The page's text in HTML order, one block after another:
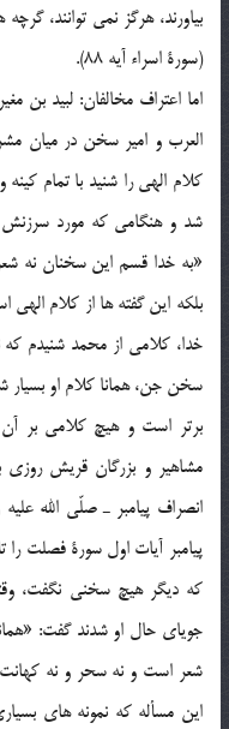
بياورند، هرگز نمي توانند،
(سورة اسراء آيه 88).
اما اعتراف مخالفان: لبيد بن
العرب و امير سخن در ميان
كلام الهي را شنيد با تمام
شد و هنگامي كه مورد
«به خدا قسم اين سخنان نه
خدا، كلامي از محمد شنيدم
سخن جن، همانا كلام او
مشاهير و بزرگان قريش روزي
انصراف پيامبر ـ صلّي الله
پيامبر آيات اول سورة فصلت
كه ديگر هيچ سخني نگفت،
جوياي حال او شدند گفت:
اين مسأله كه نمونه هاي